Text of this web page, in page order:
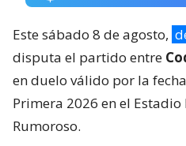
Este sábado 8 de agosto,
disputa el partido entre
en duelo válido por la
Primera 2026 en el Estadio
Rumoroso.